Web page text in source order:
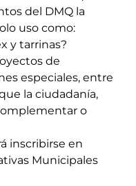
del DMQ la
uso como:
y tarrinas?
de
especiales, entre
la ciudadanía,
o
inscribirse en
Municipales